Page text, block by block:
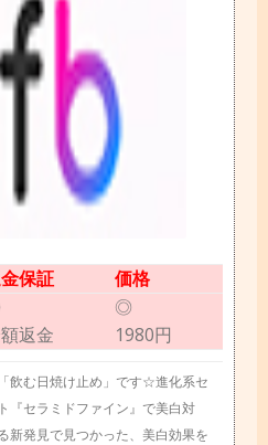
保証
価格
返金
◎
1980円
飲む日焼け止め」です☆進化系セ
『セラミドファイン』で美白対
新発見で見つかった、美白効果を